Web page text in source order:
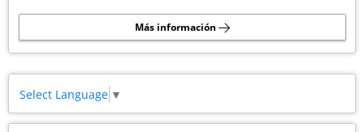
Más información
Select Language ▼